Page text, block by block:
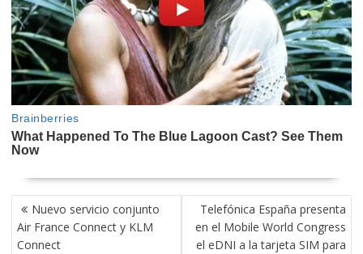
NAVEGACIÓN
DE
ENTRADAS
Nuevo servicio conjunto
Air France Connect y KLM
Connect
Telefónica España presenta
en el Mobile World Congress
el eDNI a la tarjeta SIM para